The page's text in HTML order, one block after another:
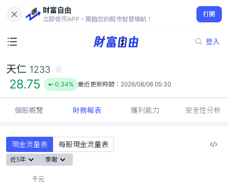
財富自由
立即使用APP，開啟您的股市智慧導航！
打開
登入
28.75
-0.34%
天仁 1233
28.75 -0.34% 最近更新時間： 2026/08/06 05:30
個股概覽 財務報表 獲利能力 安全性分析
現金流量表 每股現金流量表
近5年 季報